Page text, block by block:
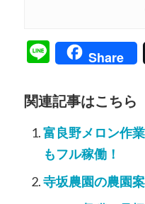
LineShare
関連記事はこちら
富良野メロン作
もフル稼働！
寺坂農園の農園